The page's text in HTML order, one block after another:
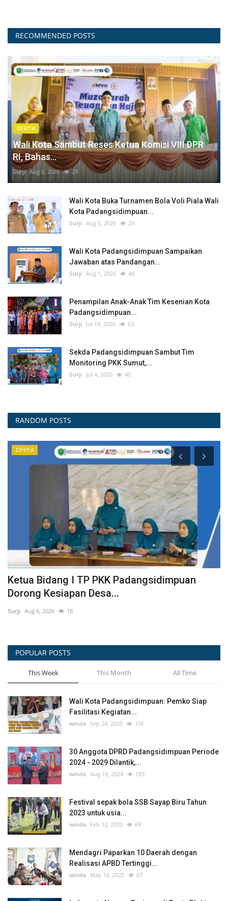
RECOMMENDED POSTS
BERITA
Wali Kota Sambut Reses Ketua Komisi VIII DPR
RI, Bahas...
Surji Aug 6, 2026 29
Wali Kota Buka Turnamen Bola Voli Piala Wali
Kota Padangsidimpuan...
Surji Aug 5, 2026 29
Wali Kota Padangsidimpuan Sampaikan
Jawaban atas Pandangan...
Surji Aug 1, 2026 40
Penampilan Anak-Anak Tim Kesenian Kota
Padangsidimpuan...
Surji Jul 19, 2026 63
Sekda Padangsidimpuan Sambut Tim
Monitoring PKK Sumut,...
Surji Jul 4, 2026 40
RANDOM POSTS
Prokopim
Wali Kota Padangsidimpuan Terima
Kunjungan Silaturahmi...
winda Mar 6, 2025 730
POPULAR POSTS
This Week This Month All Time
Wali Kota Padangsidimpuan: Pemko Siap
Fasilitasi Kegiatan...
winda Sep 24, 2025 106
30 Anggota DPRD Padangsidimpuan Periode
2024 - 2029 Dilantik,...
winda Aug 19, 2024 103
Festival sepak bola SSB Sayap Biru Tahun
2023 untuk usia...
winda Feb 12, 2023 69
Mendagri Paparkan 10 Daerah dengan
Realisasi APBD Tertinggi...
winda May 10, 2025 67